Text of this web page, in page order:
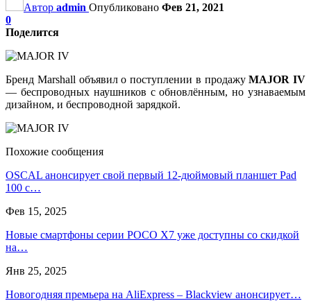
Автор admin Опубликовано Фев 21, 2021
0
Поделится
Бренд Marshall объявил о поступлении в продажуMAJOR IV
— беспроводных наушников с обновлённым, но узнаваемым
дизайном, и беспроводной зарядкой.
Похожие сообщения
OSCAL анонсирует свой первый 12-дюймовый планшет Pad
100 с…
Фев 15, 2025
Новые смартфоны серии POCO X7 уже доступны со скидкой
на…
Янв 25, 2025
Новогодняя премьера на AliExpress – Blackview анонсирует…